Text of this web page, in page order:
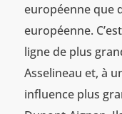
européenne que
européenne.
ligne de plus
Asselineau et, à
influence plus